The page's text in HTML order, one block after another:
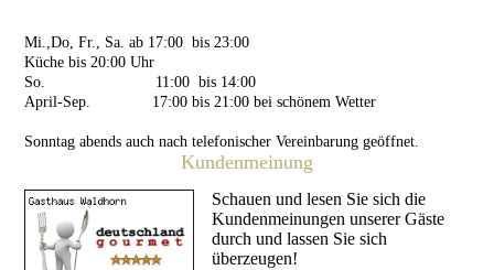
Mi.,Do, Fr., Sa. ab 17:00 bis 23:00
Küche bis 20:00 Uhr
So. 11:00 bis 14:00
April-Sep. 17:00 bis 21:00 bei schönem Wetter
Sonntag abends auch nach telefonischer Vereinbarung geöffnet.
Kundenmeinung
Schauen und lesen Sie sich die
Kundenmeinungen unserer Gäste
durch und lassen Sie sich
überzeugen!